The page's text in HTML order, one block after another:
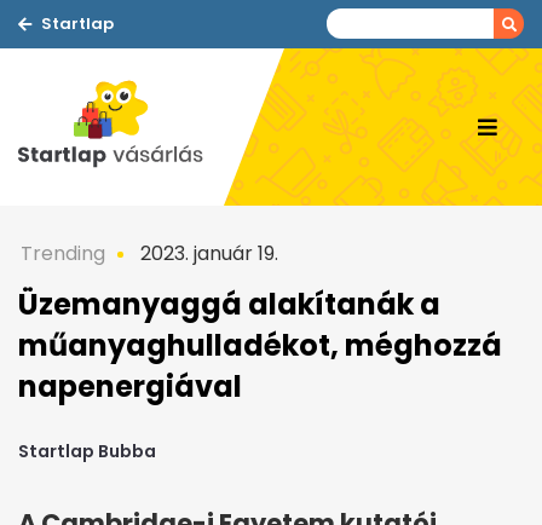
Startlap
Trending 2023. január 19.
Üzemanyaggá alakítanák a
műanyaghulladékot, méghozzá
napenergiával
Startlap Bubba